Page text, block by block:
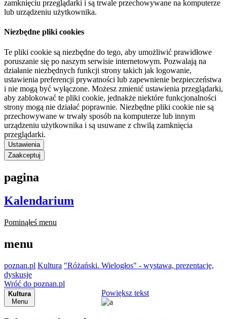
zamknięciu przeglądarki i są trwale przechowywane na komputerze
lub urządzeniu użytkownika.
Niezbędne pliki cookies
Te pliki cookie są niezbędne do tego, aby umożliwić prawidłowe
poruszanie się po naszym serwisie internetowym. Pozwalają na
działanie niezbędnych funkcji strony takich jak logowanie,
ustawienia preferencji prywatności lub zapewnienie bezpieczeństwa
i nie mogą być wyłączone. Możesz zmienić ustawienia przeglądarki,
aby zablokować te pliki cookie, jednakże niektóre funkcjonalności
strony mogą nie działać poprawnie. Niezbędne pliki cookie nie są
przechowywane w trwały sposób na komputerze lub innym
urządzeniu użytkownika i są usuwane z chwilą zamknięcia
przeglądarki.
Ustawienia
Zaakceptuj
pagina
Kalendarium
Pominąłeś menu
menu
poznan.pl Kultura "Różański. Wielogłos" - wystawa, prezentacje,
dyskusje
Wróć do poznan.pl
Kultura
Menu
Powiększ tekst